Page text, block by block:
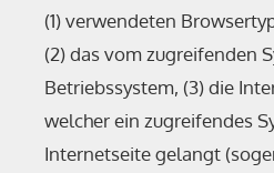
(1) verwendeten
(2) das vom zugreifenden
Betriebssystem, (3) die
welcher ein zugreifendes
Internetseite gelangt